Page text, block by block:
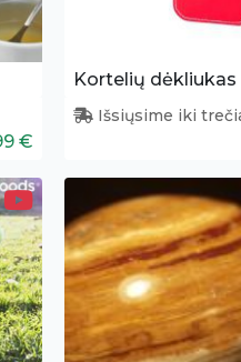
€
Išsiųsime iki